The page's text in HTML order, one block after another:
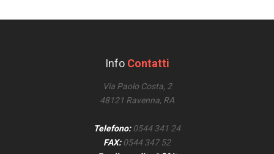
Info Contatti
Via Paolo Costa, 2
48121 Ravenna, RA
Telefono:0544 341 24
FAX:0544 347 52